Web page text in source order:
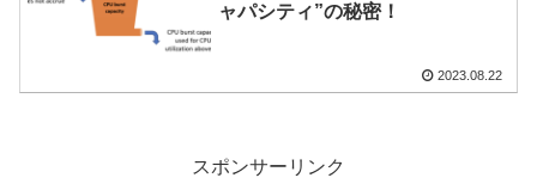
ャパシティ”の秘密！
2023.08.22
スポンサーリンク